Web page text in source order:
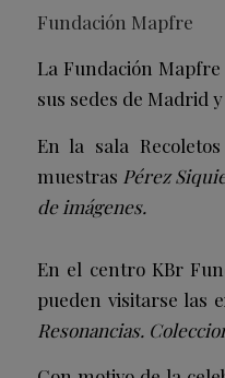
Fundación Mapfre
La Fundación
sus sedes de Madrid
En la sala
muestras Pérez
de imágenes.
En el centro KBr
pueden visitarse las
Resonancias.